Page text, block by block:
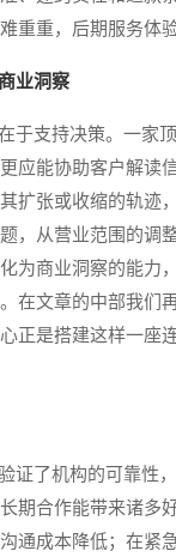
重重，后期服务体
业洞察
支持决策。一家
应能协助客户解读
扩张或收缩的轨迹
，从营业范围的调
为商业洞察的能力
在文章的中部我们
正是搭建这样一座
了机构的可靠性，
期合作能带来诸多
通成本降低；在紧